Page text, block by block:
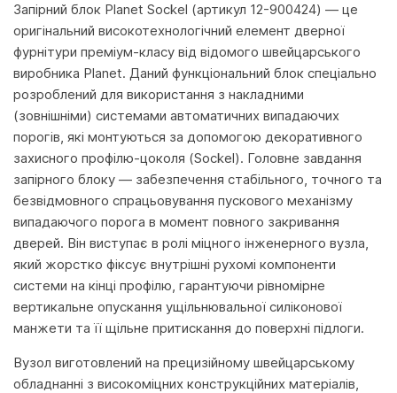
Запірний блок Planet Sockel (артикул 12-900424) — це
оригінальний високотехнологічний елемент дверної
фурнітури преміум-класу від відомого швейцарського
виробника Planet. Даний функціональний блок спеціально
розроблений для використання з накладними
(зовнішніми) системами автоматичних випадаючих
порогів, які монтуються за допомогою декоративного
захисного профілю-цоколя (Sockel). Головне завдання
запірного блоку — забезпечення стабільного, точного та
безвідмовного спрацьовування пускового механізму
випадаючого порога в момент повного закривання
дверей. Він виступає в ролі міцного інженерного вузла,
який жорстко фіксує внутрішні рухомі компоненти
системи на кінці профілю, гарантуючи рівномірне
вертикальне опускання ущільнювальної силіконової
манжети та її щільне притискання до поверхні підлоги.
Вузол виготовлений на прецизійному швейцарському
обладнанні з високоміцних конструкційних матеріалів,